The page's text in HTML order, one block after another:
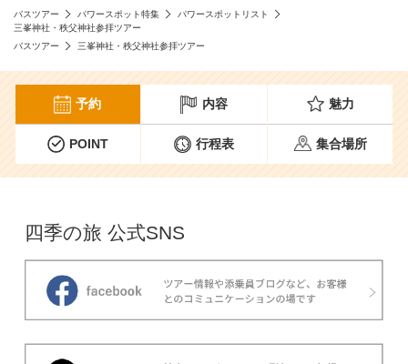
バスツアー パワースポット特集
パワースポットリスト
三峯神社・秩父神社参拝ツアー
バスツアー
三峯神社・秩父神社参拝ツアー
予約 内容 魅力
POINT 行程表 集合場所
四季の旅 公式SNS